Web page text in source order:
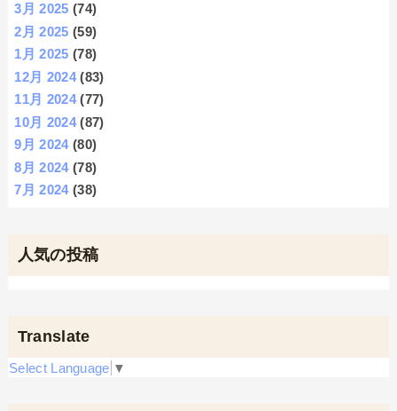
3月 2025 (74)
2月 2025 (59)
1月 2025 (78)
12月 2024(83)
11月 2024(77)
10月 2024(87)
9月 2024(80)
8月 2024(78)
7月 2024(38)
人気の投稿
Translate
Select Language ▼